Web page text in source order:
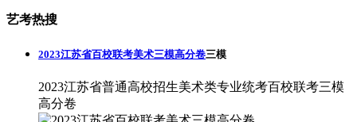
艺考热搜
2023江苏省百校联考美术三模高分卷三模
2023江苏省普通高校招生美术类专业统考百校联考三模
高分卷